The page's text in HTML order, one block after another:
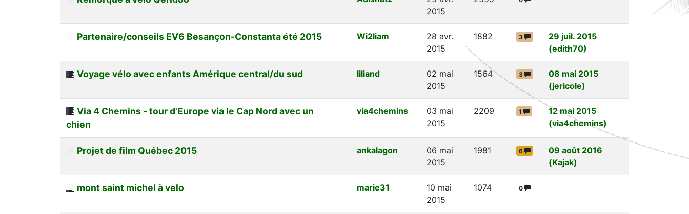
2015
Partenaire/conseils EV6 Besançon-Constanta été 2015 Wi2liam
28 avr.
2015
1882 3
29 juil. 2015
(edith70)
Voyage vélo avec enfants Amérique central/du sud liliand
02 mai
2015
1564 3
08 mai 2015
(jericole)
Via 4 Chemins - tour d'Europe via le Cap Nord avec un
chien
via4chemins
03 mai
2015
2209 1
12 mai 2015
(via4chemins)
Projet de film Québec 2015 ankalagon
06 mai
2015
1981 6
09 août 2016
(Kajak)
mont saint michel à velo marie31
10 mai
2015
1074 0